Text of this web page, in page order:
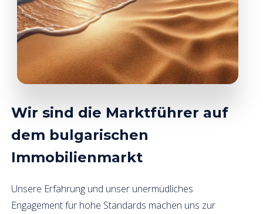
Wir sind die Marktführer auf
dem bulgarischen
Immobilienmarkt
Unsere Erfahrung und unser unermüdliches
Engagement für hohe Standards machen uns zur